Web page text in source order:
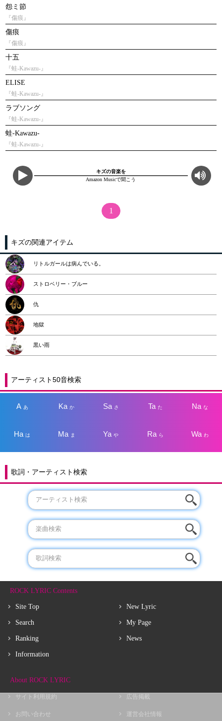
怨ミ節
『傷痕』
傷痕
『傷痕』
十五
『蛙-Kawazu-』
ELISE
『蛙-Kawazu-』
ラブソング
『蛙-Kawazu-』
蛙-Kawazu-
『蛙-Kawazu-』
キズの音楽を
Amazon Musicで聞こう
1
キズの関連アイテム
リトルガールは病んでいる。
ストロベリー・ブルー
仇
地獄
黒い雨
アーティスト50音検索
A あ Kaか Sa さ Taた Na な
Haは Ma ま Yaや Ra ら Wa わ
歌詞・アーティスト検索
ROCK LYRIC Contents
Site Top
Search
Ranking
Information
New Lyric
My Page
News
About ROCK LYRIC
サイト利用規約
お問い合わせ
広告掲載
運営会社情報